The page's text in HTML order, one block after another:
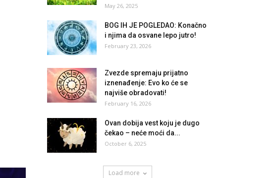
May 26, 2025
BOG IH JE POGLEDAO: Konačno
i njima da osvane lepo jutro!
February 23, 2026
Zvezde spremaju prijatno
iznenađenje: Evo ko će se
najviše obradovati!
February 16, 2026
Ovan dobija vest koju je dugo
čekao – neće moći da...
October 6, 2025
Load more